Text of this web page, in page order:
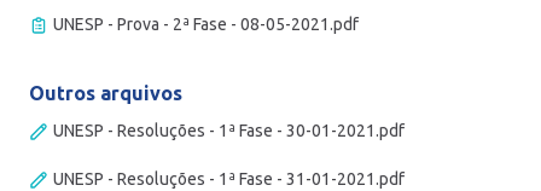
UNESP - Prova - 2ª Fase - 08-05-2021.pdf
Outros arquivos
UNESP - Resoluções - 1ª Fase - 30-01-2021.pdf
UNESP - Resoluções - 1ª Fase - 31-01-2021.pdf